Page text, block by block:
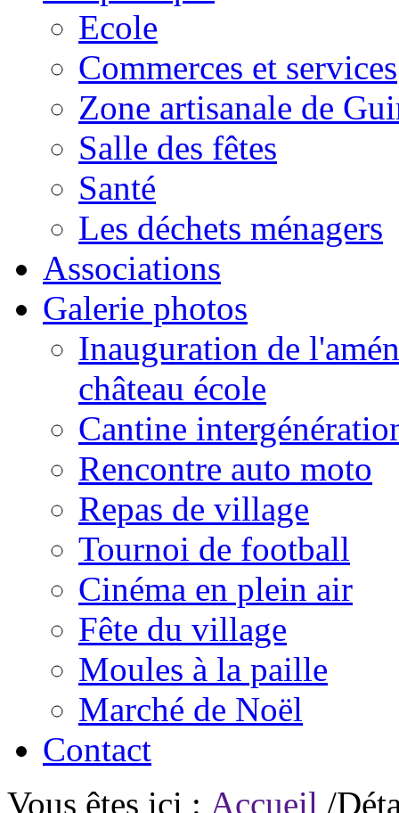
Ecole
Commerces et services
Zone artisanale de
Salle des fêtes
Santé
Les déchets ménagers
Associations
Galerie photos
Inauguration de
château école
Cantine
Rencontre auto moto
Repas de village
Tournoi de football
Cinéma en plein air
Fête du village
Moules à la paille
Marché de Noël
Contact
Vous êtes ici : Accueil /